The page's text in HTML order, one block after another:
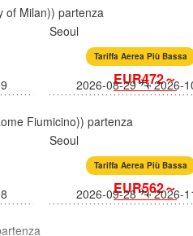
of Milan)) partenza
Seoul
Tariffa Aerea Più Bassa
EUR472～
2026-08-29 2026-
Fiumicino)) partenza
Seoul
Tariffa Aerea Più Bassa
EUR562～
2026-09-28 2026-